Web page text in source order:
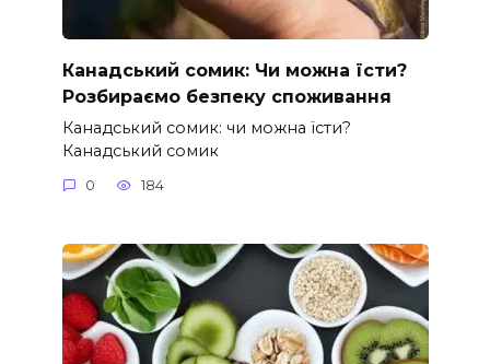
Канадський сомик: Чи можна їсти?
Розбираємо безпеку споживання
Канадський сомик: чи можна їсти?
Канадський сомик
0 184